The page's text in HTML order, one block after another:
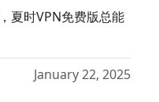
夏时VPN免费版总能
January 22, 2025